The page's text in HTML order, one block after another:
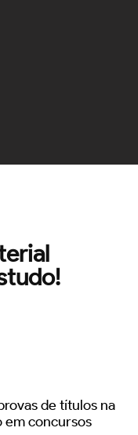
de títulos na
em concursos